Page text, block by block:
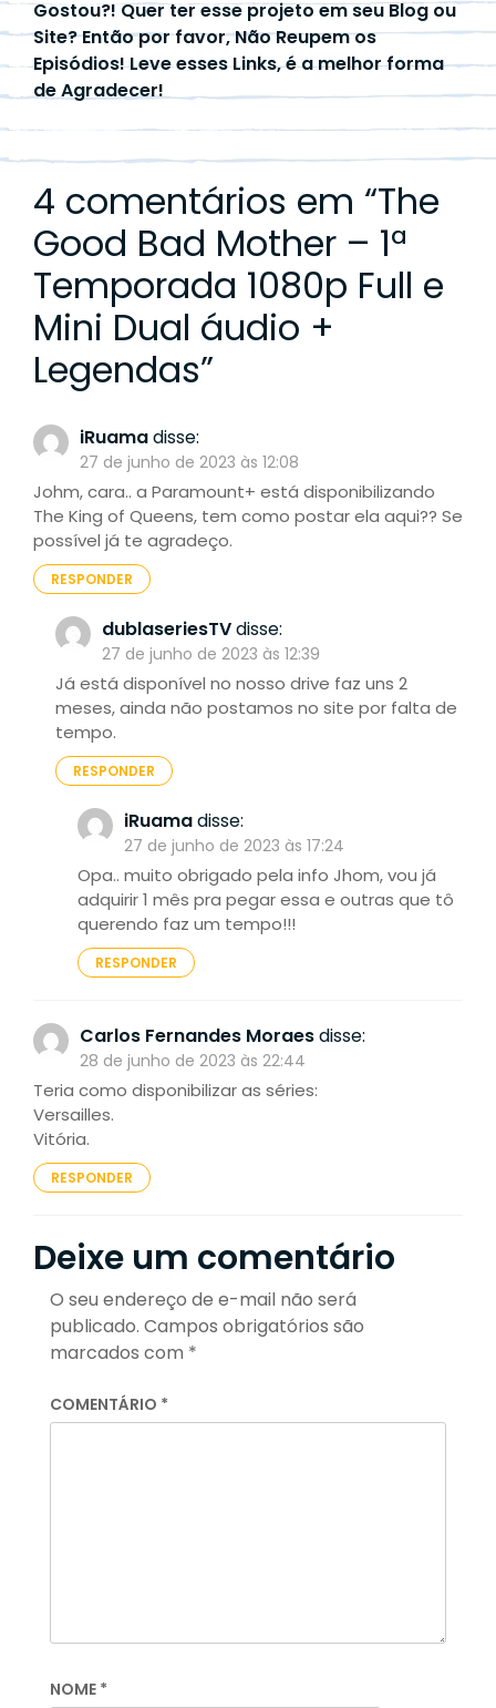
Gostou?! Quer ter esse projeto em seu Blog ou
Site? Então por favor, Não Reupem os
Episódios! Leve esses Links, é a melhor forma
de Agradecer!
4 comentários em “The
Good Bad Mother – 1ª
Temporada 1080p Full e
Mini Dual áudio +
Legendas”
iRuamadisse:
27 de junho de 2023 às 12:08
Johm, cara.. a Paramount+ está disponibilizando
The King of Queens, tem como postar ela aqui?? Se
possível já te agradeço.
RESPONDER
dublaseriesTVdisse:
27 de junho de 2023 às 12:39
Já está disponível no nosso drive faz uns 2
meses, ainda não postamos no site por falta de
tempo.
RESPONDER
iRuamadisse:
27 de junho de 2023 às 17:24
Opa.. muito obrigado pela info Jhom, vou já
adquirir 1 mês pra pegar essa e outras que tô
querendo faz um tempo!!!
RESPONDER
Carlos Fernandes Moraesdisse:
28 de junho de 2023 às 22:44
Teria como disponibilizar as séries:
Versailles.
Vitória.
RESPONDER
Deixe um comentário
O seu endereço de e-mail não será
publicado. Campos obrigatórios são
marcados com *
COMENTÁRIO *
NOME *